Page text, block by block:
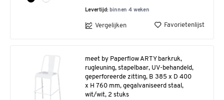
Levertijd: binnen 4 weken
Vergelijken Favorietenlijst
meet by Paperflow ARTY barkruk,
rugleuning, stapelbaar, UV-behandeld,
geperforeerde zitting, B 385 x D 400
x H 760 mm, gegalvaniseerd staal,
wit/wit, 2 stuks